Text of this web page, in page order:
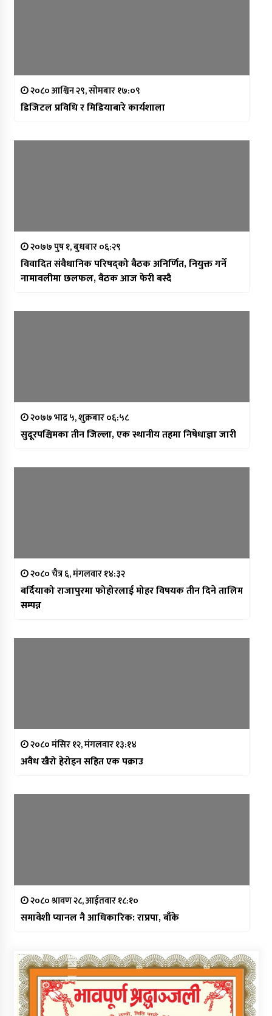
२०८० आश्विन २९, सोमबार १७:०९
डिजिटल प्रविधि र मिडियाबारे कार्यशाला
२०७७ पुष १, बुधबार ०६:२९
विवादित संवैधानिक परिषद्को बैठक अनिर्णित, नियुक्त गर्ने
नामावलीमा छलफल, बैठक आज फेरी बस्दै
२०७७ भाद्र ५, शुक्रबार ०६:५८
सुदूरपश्चिमका तीन जिल्ला, एक स्थानीय तहमा निषेधाज्ञा जारी
२०८० चैत्र ६, मंगलवार १४:३२
बर्दियाको राजापुरमा फोहोरलाई मोहर विषयक तीन दिने तालिम
सम्पन्न
२०८० मंसिर १२, मंगलवार १३:१४
अवैध खैरो हेरोइन सहित एक पक्राउ
२०८० श्रावण २८, आईतवार १८:१०
समावेशी प्यानल नै आधिकारिक: राप्रपा, बाँके